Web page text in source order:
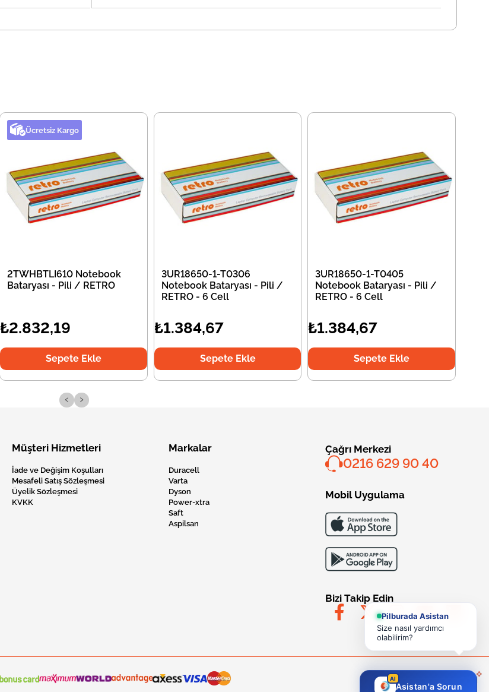
Ücretsiz Kargo
2TWHBTLI610 Notebook
Bataryası - Pili / RETRO
₺2.832,19
Sepete Ekle
3UR18650-1-T0306
Notebook Bataryası - Pili /
RETRO - 6 Cell
₺1.384,67
Sepete Ekle
3UR18650-1-T0405
Notebook Bataryası - Pili /
RETRO - 6 Cell
₺1.384,67
Sepete Ekle
‹ ›
Müşteri Hizmetleri
İade ve Değişim Koşulları
Mesafeli Satış Sözleşmesi
Üyelik Sözleşmesi
KVKK
Markalar
Duracell
Varta
Dyson
Power-xtra
Saft
Aspilsan
Çağrı Merkezi
0216 629 90 40
Mobil Uygulama
Bizi Takip Edin
Pilburada Asistan
Size nasıl yardımcı
olabilirim?
AI
Asistan'a Sorun